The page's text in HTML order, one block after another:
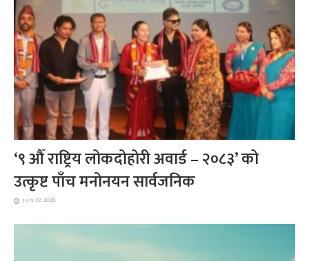
‘९ औँ राष्ट्रिय लोकदोहोरी अवार्ड – २०८३’ को
उत्कृष्ट पाँच मनोनयन सार्वजनिक
July 22, 2026